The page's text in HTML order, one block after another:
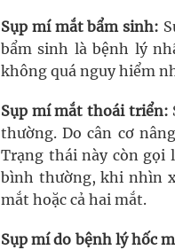
Sụp mí mắt bẩm sinh:
bẩm sinh là bệnh lý
không quá nguy hiểm
Sụp mí mắt thoái triển:
thường. Do cân cơ
Trạng thái này còn gọi
bình thường, khi nhìn
mắt hoặc cả hai mắt.
Sụp mí do bệnh lý hốc